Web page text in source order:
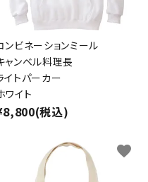
ンビネーションミール
ャンベル料理長
イトパーカー
ワイト
税込)
favorite